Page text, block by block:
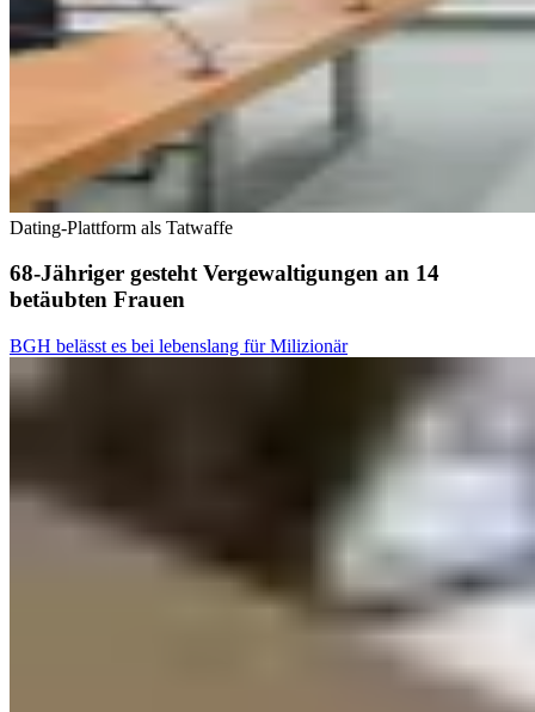
Dating-Plattform als Tatwaffe
68-Jähriger gesteht Vergewaltigungen an 14
betäubten Frauen
BGH belässt es bei lebenslang für Milizionär